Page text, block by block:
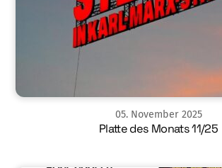
05. November 2025
Platte des Monats 11/25